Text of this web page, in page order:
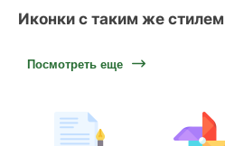
Иконки с таким же
Посмотреть еще